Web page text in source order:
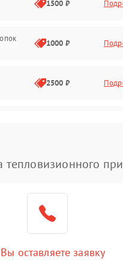
1500 ₽
1000 ₽
2500 ₽
1500 ₽
2000 ₽
1500 ₽
оставляете заявку